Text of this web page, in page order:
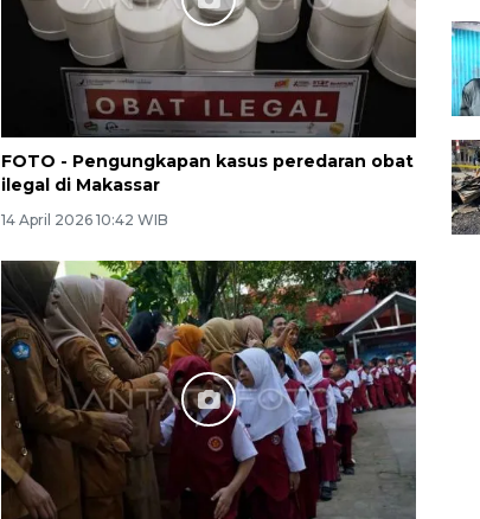
FOTO - Pengungkapan kasus peredaran obat
ilegal di Makassar
14 April 2026 10:42 WIB